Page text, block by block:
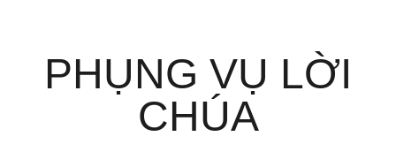
contentPHỤNG VỤ LỜI
CHÚA